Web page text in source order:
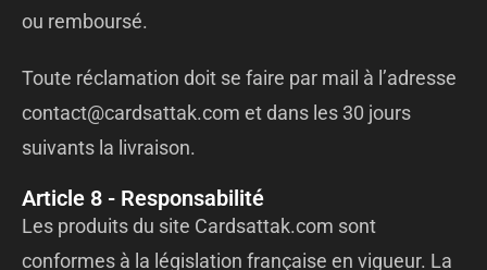
ou remboursé.
Toute réclamation doit se faire par mail à l’adresse
contact@cardsattak.com et dans les 30 jours
suivants la livraison.
Article 8 - Responsabilité
Les produits du site Cardsattak.com sont
conformes à la législation française en vigueur. La